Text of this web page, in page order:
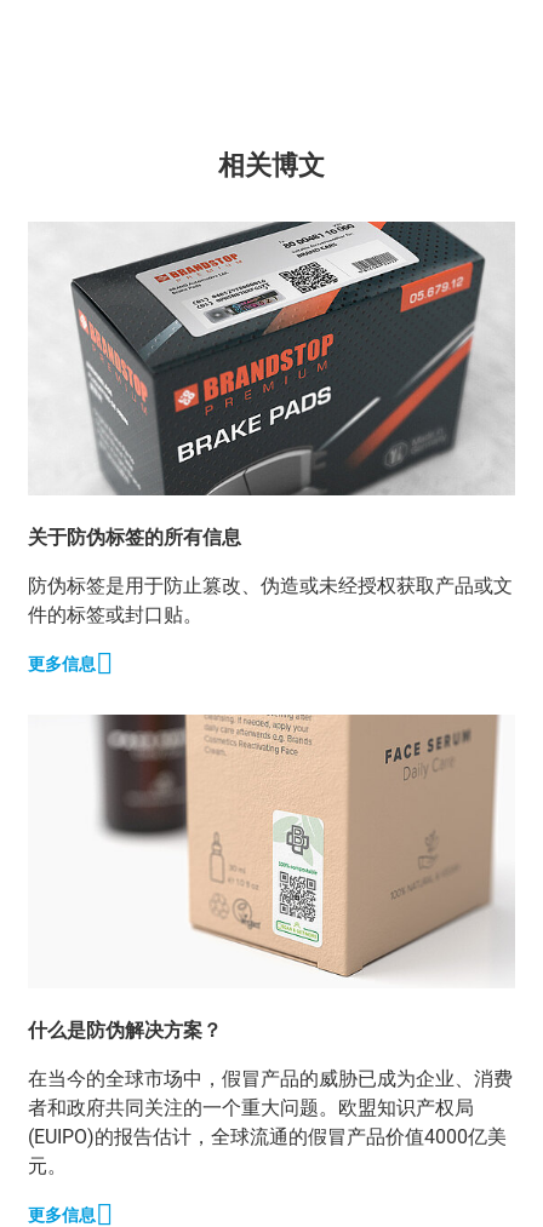
相关博文
关于防伪标签的所有信息
防伪标签是用于防止篡改、伪造或未经授权获取产品或文
件的标签或封口贴。
更多信息
什么是防伪解决方案？
在当今的全球市场中，假冒产品的威胁已成为企业、消费
者和政府共同关注的一个重大问题。欧盟知识产权局
(EUIPO)的报告估计，全球流通的假冒产品价值4000亿美
元。
更多信息